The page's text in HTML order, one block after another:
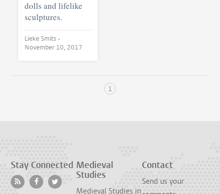
dolls and lifelike
sculptures.
Lieke Smits •
November 10, 2017
1
Stay Connected Medieval
Studies
Medieval Studies in
Contact
Send us your